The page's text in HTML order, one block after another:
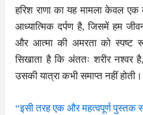
हरिश राणा का यह मामला केवल
आध्यात्मिक दर्पण है, जिसमें हम
और आत्मा की अमरता को
सिखाता है कि अंततः शरीर
उसकी यात्रा कभी समाप्त नहीं होती।
“इसी तरह एक और महत्वपूर्ण पुस्तक